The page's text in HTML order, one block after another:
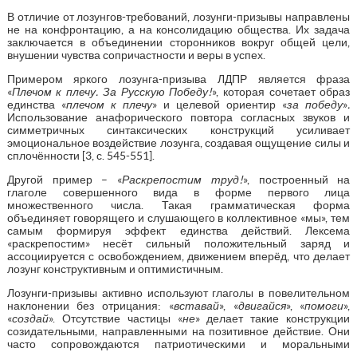
В отличие от лозунгов-требований, лозунги-призывы направлены
не на конфронтацию, а на консолидацию общества. Их задача
заключается в объединении сторонников вокруг общей цели,
внушении чувства сопричастности и веры в успех.
Примером яркого лозунга-призыва ЛДПР является фраза
«Плечом к плечу. За Русскую Победу!», которая сочетает образ
единства «плечом к плечу» и целевой ориентир «за победу».
Использование анафорического повтора согласных звуков и
симметричных синтаксических конструкций усиливает
эмоциональное воздействие лозунга, создавая ощущение силы и
сплочённости [3, с. 545-551].
Другой пример – «Раскрепостим труд!», построенный на
глаголе совершенного вида в форме первого лица
множественного числа. Такая грамматическая форма
объединяет говорящего и слушающего в коллективное «мы», тем
самым формируя эффект единства действий. Лексема
«раскрепостим» несёт сильный положительный заряд и
ассоциируется с освобождением, движением вперёд, что делает
лозунг конструктивным и оптимистичным.
Лозунги-призывы активно используют глаголы в повелительном
наклонении без отрицания: «вставай», «двигайся», «помоги»,
«создай». Отсутствие частицы «не» делает такие конструкции
созидательными, направленными на позитивное действие. Они
часто сопровождаются патриотическими и моральными